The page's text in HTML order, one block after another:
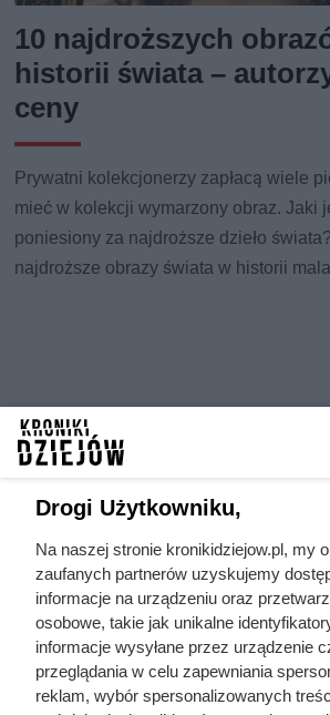
10 najdroższych
historii świata –
ceny
Prywatni kolekcjonerzy zapłacą wiele
mieć w kolekcji wymarzony obraz. Jaki
poniesiony za najdroższe dzieło
najdroższe obrazy świata w historii
Drogi Użytkowniku,
Na naszej stronie kronikidziejow.pl, my
zaufanych partnerów uzyskujemy
informacje na urządzeniu oraz
osobowe, takie jak unikalne
informacje wysyłane przez urządzenie
przeglądania w celu zapewniania
reklam, wybór spersonalizowanych